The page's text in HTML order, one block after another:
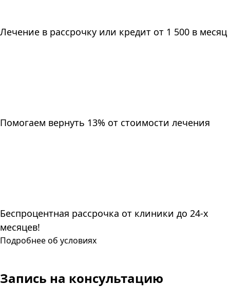
Лечение в рассрочку или кредит от 1 500 в месяц
Помогаем вернуть 13% от стоимости лечения
Беспроцентная рассрочка от клиники до 24-х
месяцев!
Подробнее об условиях
Запись на консультацию